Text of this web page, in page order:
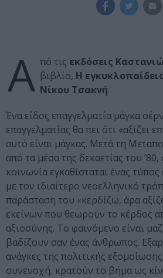
Α πό τις εκδόσεις
βιβλίο, Η
Νίκου Τσακνή.
Ένα είδος επαγγελματία μάγκα
επαγγελματίας θα πει ότι «αξίζει
αυτό είναι μάγκας. Μετά τη
από τα μέσα της δεκαετίας του
κοινωνία εγκαθίσταται ένας
με τον ιδιαίτερο νεοελληνικό
παράσταση του «κερδίζω, άρα
εκείνων που θεωρούν το κέρδος
αξιοσύνης. Το φαινόμενο είναι
βαδίζουν σαν ένας άνθρωπος.
ανάγκες της πολιτικής
συνενοχή, κρατούν το βήμα ως